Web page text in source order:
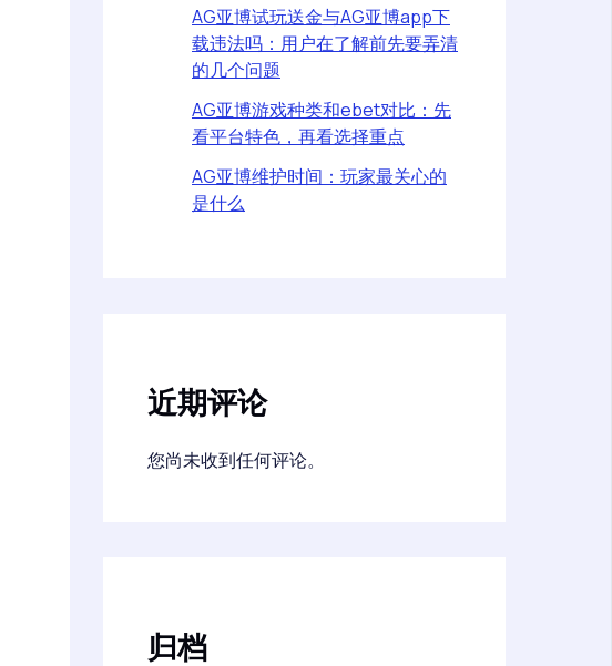
AG亚博试玩送金与AG亚博app下
载违法吗：用户在了解前先要弄清
的几个问题
AG亚博游戏种类和ebet对比：先
看平台特色，再看选择重点
AG亚博维护时间：玩家最关心的
是什么
近期评论
您尚未收到任何评论。
归档